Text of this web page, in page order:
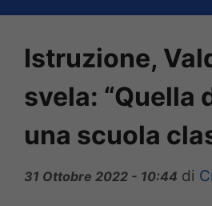
Istruzione,
svela: “Quella
una scuola
31 Ottobre 2022 - 10:44 di